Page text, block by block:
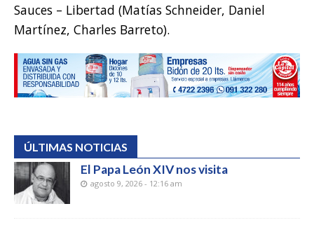
Sauces – Libertad (Matías Schneider, Daniel
Martínez, Charles Barreto).
ÚLTIMAS NOTICIAS
El Papa León XIV nos visita
agosto 9, 2026 - 12:16 am